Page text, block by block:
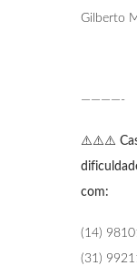
Gilberto
————-
⚠️⚠️⚠️
com:
(14)
(31)